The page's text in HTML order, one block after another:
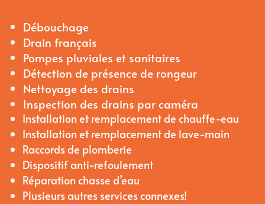
Débouchage
Drain français
Pompes pluviales et sanitaires
Détection de présence de rongeur
Nettoyage des drains
Inspection des drains par caméra
Installation et remplacement de chauffe-eau
Installation et remplacement de lave-main
Raccords de plomberie
Dispositif anti-refoulement
Réparation chasse d’eau
Plusieurs autres services connexes!